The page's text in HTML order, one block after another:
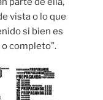
vista o lo que
si bien es
completo”.